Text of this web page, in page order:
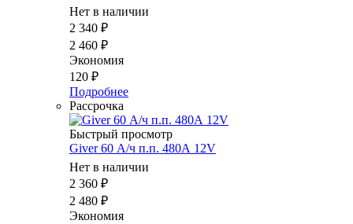
Нет в наличии
2 340 ₽
2 460 ₽
Экономия
120 ₽
Подробнее
Рассрочка
Быстрый просмотр
Giver 60 А/ч п.п. 480А 12V
Нет в наличии
2 360 ₽
2 480 ₽
Экономия